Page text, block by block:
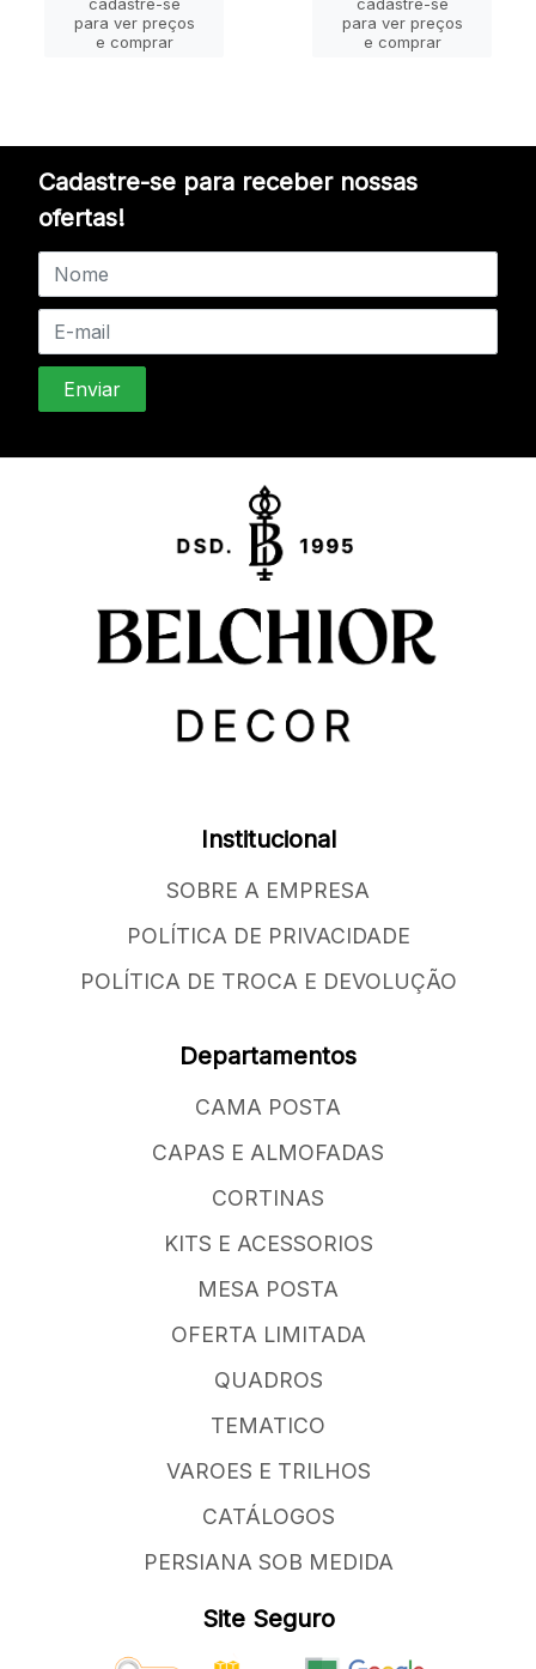
para ver preços
e comprar
para ver preços
e comprar
Cadastre-se para receber nossas
ofertas!
Institucional
SOBRE A EMPRESA
POLÍTICA DE PRIVACIDADE
POLÍTICA DE TROCA E DEVOLUÇÃO
Departamentos
CAMA POSTA
CAPAS E ALMOFADAS
CORTINAS
KITS E ACESSORIOS
MESA POSTA
OFERTA LIMITADA
QUADROS
TEMATICO
VAROES E TRILHOS
CATÁLOGOS
PERSIANA SOB MEDIDA
Site Seguro